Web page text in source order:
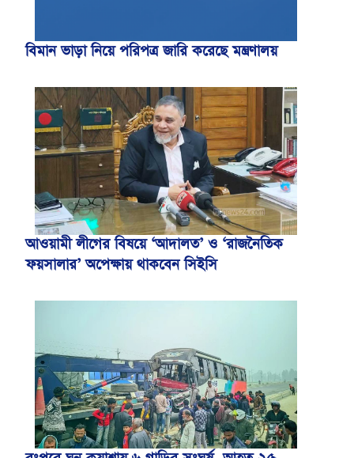
বিমান ভাড়া নিয়ে পরিপত্র জারি করেছে মন্ত্রণালয়
আওয়ামী লীগের বিষয়ে ‘আদালত’ ও ‘রাজনৈতিক
ফয়সালার’ অপেক্ষায় থাকবেন সিইসি